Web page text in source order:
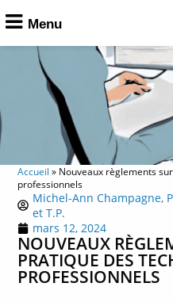
Accueil » Nouveaux règlements
professionnels
Michel-Ann Champagne,
et T.P.
mars 12, 2024
NOUVEAUX
PRATIQUE DES
PROFESSIONNELS
Menu